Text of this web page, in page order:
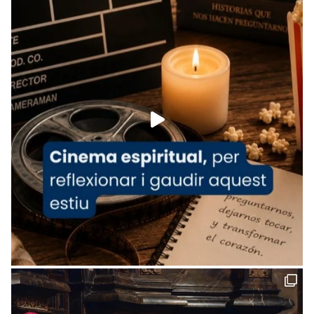
tican News 👇
www.vaticannews.va/es/iglesia/news/2026-
07/carmina-historia-depresion-papa-viaje-
espana-testimoni...
Foto
View on Facebook · Share
Arquebisbat de Barcelona
2 weeks ago
«Avui les santes Juliana i Semproniana ens
ajuden a alçar la mirada»
Mons. Sergi Gordo, bisbe de Tortosa, ha
presidit aquest 27 de juliol la missa de Les
Santes de Mataró.
🔗tinyurl.com/cvu5jmbk